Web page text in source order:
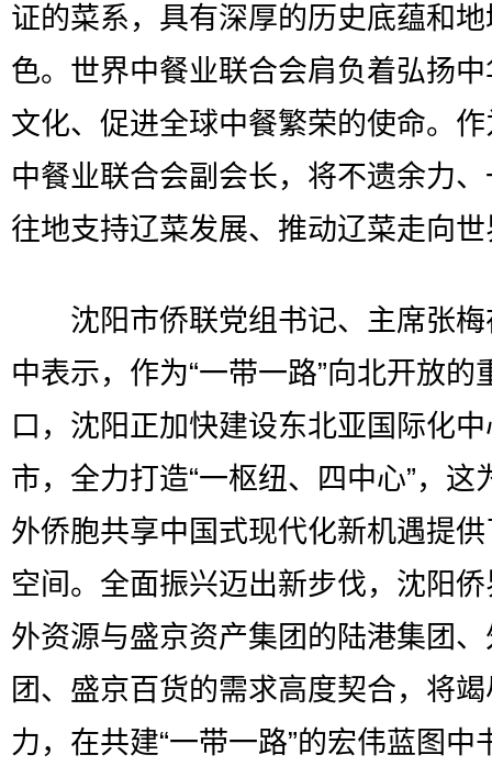
证的菜系，具有深厚的历史底蕴和
色。世界中餐业联合会肩负着弘扬
文化、促进全球中餐繁荣的使命。
中餐业联合会副会长，将不遗余力
往地支持辽菜发展、推动辽菜走向
沈阳市侨联党组书记、主席张梅
中表示，作为“一带一路”向北开放的
口，沈阳正加快建设东北亚国际化
市，全力打造“一枢纽、四中心”，这
外侨胞共享中国式现代化新机遇提
空间。全面振兴迈出新步伐，沈阳
外资源与盛京资产集团的陆港集团
团、盛京百货的需求高度契合，将
力，在共建“一带一路”的宏伟蓝图中